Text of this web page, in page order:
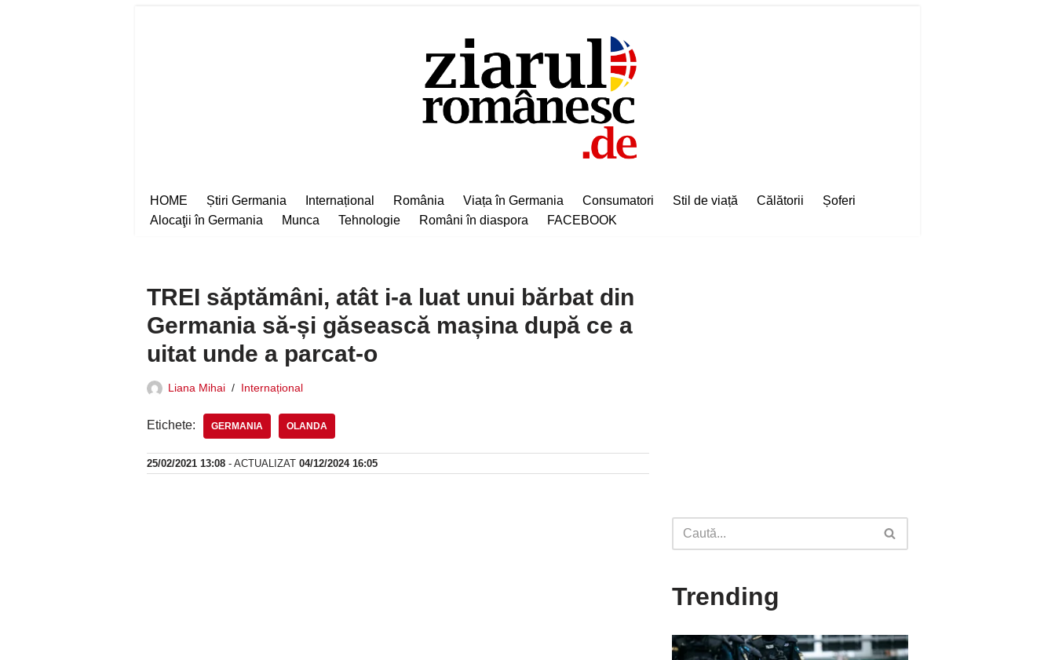
HOME Știri Germania Internațional România Viața în Germania Consumatori Stil de viață Călătorii
Șoferi
Alocaţii în Germania
Munca Tehnologie Români în diaspora FACEBOOK
TREI săptămâni, atât i-a luat unui bărbat din
Germania să-și găsească mașina după ce a
uitat unde a parcat-o
Liana Mihai Internațional
Etichete: GERMANIA OLANDA
25/02/2021 13:08 - ACTUALIZAT 04/12/2024 16:05
Trending